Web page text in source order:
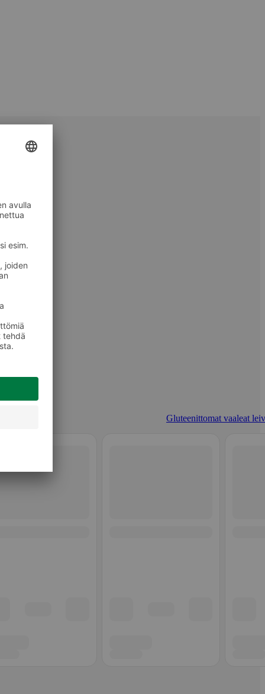
Gluteenittomat vaaleat